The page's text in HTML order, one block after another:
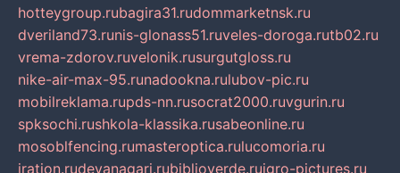
hotteygroup.rubagira31.rudommarketnsk.ru
dveriland73.runis-glonass51.ruveles-doroga.rutb02.ru
vrema-zdorov.ruvelonik.rusurgutgloss.ru
nike-air-max-95.runadookna.rulubov-pic.ru
mobilreklama.rupds-nn.rusocrat2000.ruvgurin.ru
spksochi.rushkola-klassika.rusabeonline.ru
mosoblfencing.rumasteroptica.rulucomoria.ru
iration.rudevanagari.rubiblioverde.ruigro-pictures.ru